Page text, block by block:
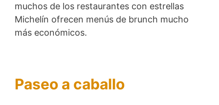
muchos de los restaurantes con estrellas
Michelín ofrecen menús de brunch mucho
más económicos.
Paseo a caballo